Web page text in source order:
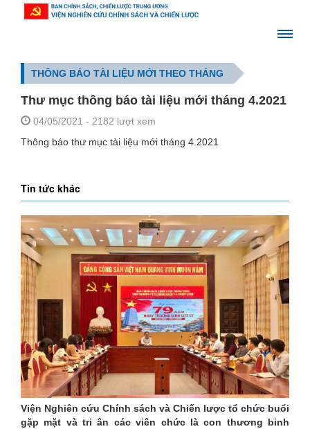
THÔNG BÁO TÀI LIỆU MỚI THEO THÁNG
Thư mục thông báo tài liệu mới tháng 4.2021
04/05/2021 - 2182 lượt xem
Thông báo thư mục tài liệu mới tháng 4.2021
Tin tức khác
Viện Nghiên cứu Chính sách và Chiến lược tổ chức buổi
gặp mặt và tri ân các viên chức là con thương binh